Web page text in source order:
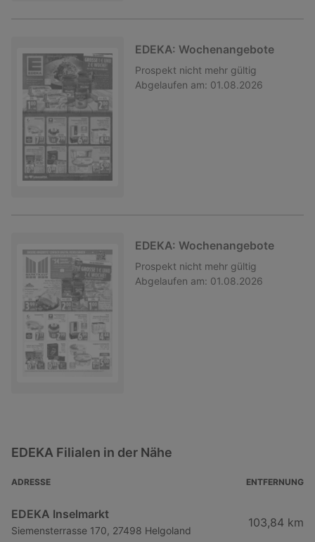
EDEKA: Wochenangebote
Prospekt nicht mehr gültig
Abgelaufen am: 01.08.2026
EDEKA: Wochenangebote
Prospekt nicht mehr gültig
Abgelaufen am: 01.08.2026
EDEKA Filialen in der Nähe
ADRESSE ENTFERNUNG
EDEKA Inselmarkt
Siemensterrasse 170, 27498 Helgoland
103,84 km